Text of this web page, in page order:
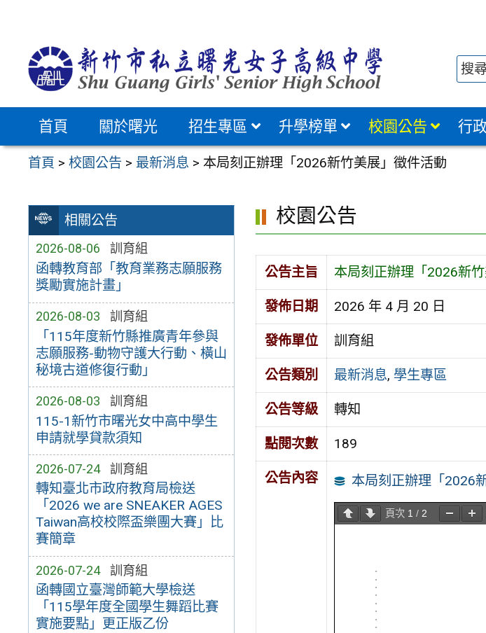
首頁 關於曙光 招生專區 升學榜單 校園公告 行
首頁 >校園公告 > 最新消息 > 本局刻正辦理「2026新竹美展」徵件活動
相關公告
2026-08-06 訓育組
函轉教育部「教育業務志願服務
獎勵實施計畫」
2026-08-03 訓育組
「115年度新竹縣推廣青年參與
志願服務-動物守護大行動、橫山
秘境古道修復行動」
2026-08-03 訓育組
115-1新竹市曙光女中高中學生
申請就學貸款須知
2026-07-24 訓育組
轉知臺北市政府教育局檢送
「2026 we are SNEAKER AGES
Taiwan高校校際盃樂團大賽」比
賽簡章
2026-07-24 訓育組
函轉國立臺灣師範大學檢送
「115學年度全國學生舞蹈比賽
實施要點」更正版乙份
校園公告
公告主旨 本局刻正辦理「2026新
發佈日期 2026 年 4 月 20 日
發佈單位 訓育組
公告類別 最新消息, 學生專區
公告等級 轉知
點閱次數 189
公告內容 本局刻正辦理「2026
頁次 1 / 2